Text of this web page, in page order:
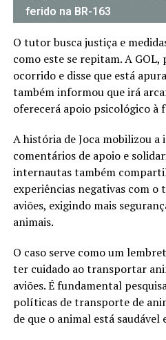
ferido na BR-163
O tutor busca justiça e
como este se repitam. A
ocorrido e disse que está
também informou que irá
oferecerá apoio psicológico à
A história de Joca mobilizou
comentários de apoio e
internautas também
experiências negativas com o
aviões, exigindo mais
animais.
O caso serve como um
ter cuidado ao transportar
aviões. É fundamental
políticas de transporte de
de que o animal está saudável